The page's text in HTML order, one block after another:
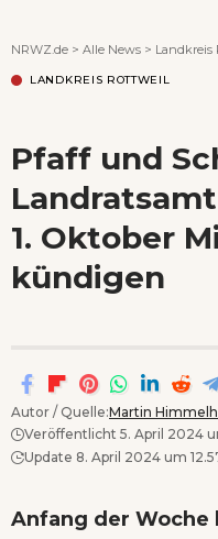
NRWZ.de > Alle News > Landkreis
LANDKREIS ROTTWEIL
Pfaff und
1. Oktober
kündigen
Autor / Quelle:Martin
Veröffentlicht 5. April 2024
Update 8. April 2024 um
Anfang der Woche